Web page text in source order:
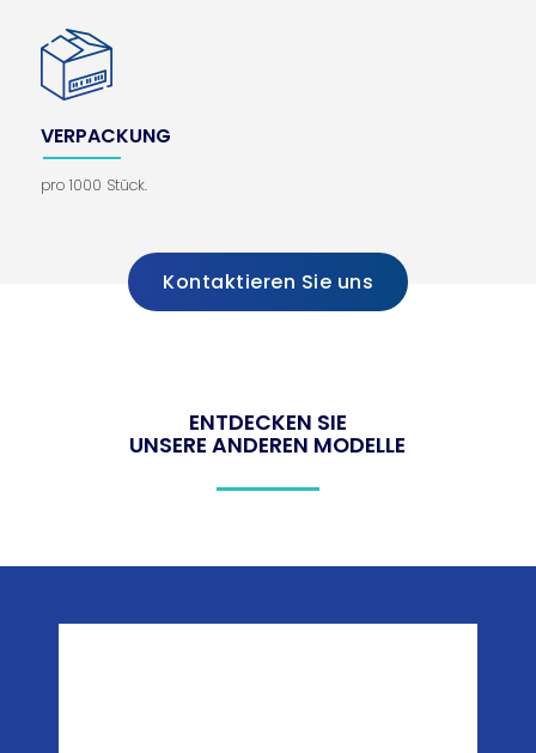
VERPACKUNG
pro 1000 Stück.
Kontaktieren Sie uns
ENTDECKEN SIE
UNSERE ANDEREN MODELLE